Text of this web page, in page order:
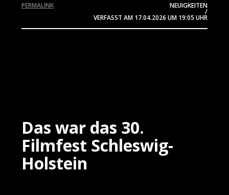
NEUIGKEITEN
/
VERFASST AM 17.04.2026 UM 19:05 UHR
PERMALINK
Das war das 30.
Filmfest Schleswig-
Holstein